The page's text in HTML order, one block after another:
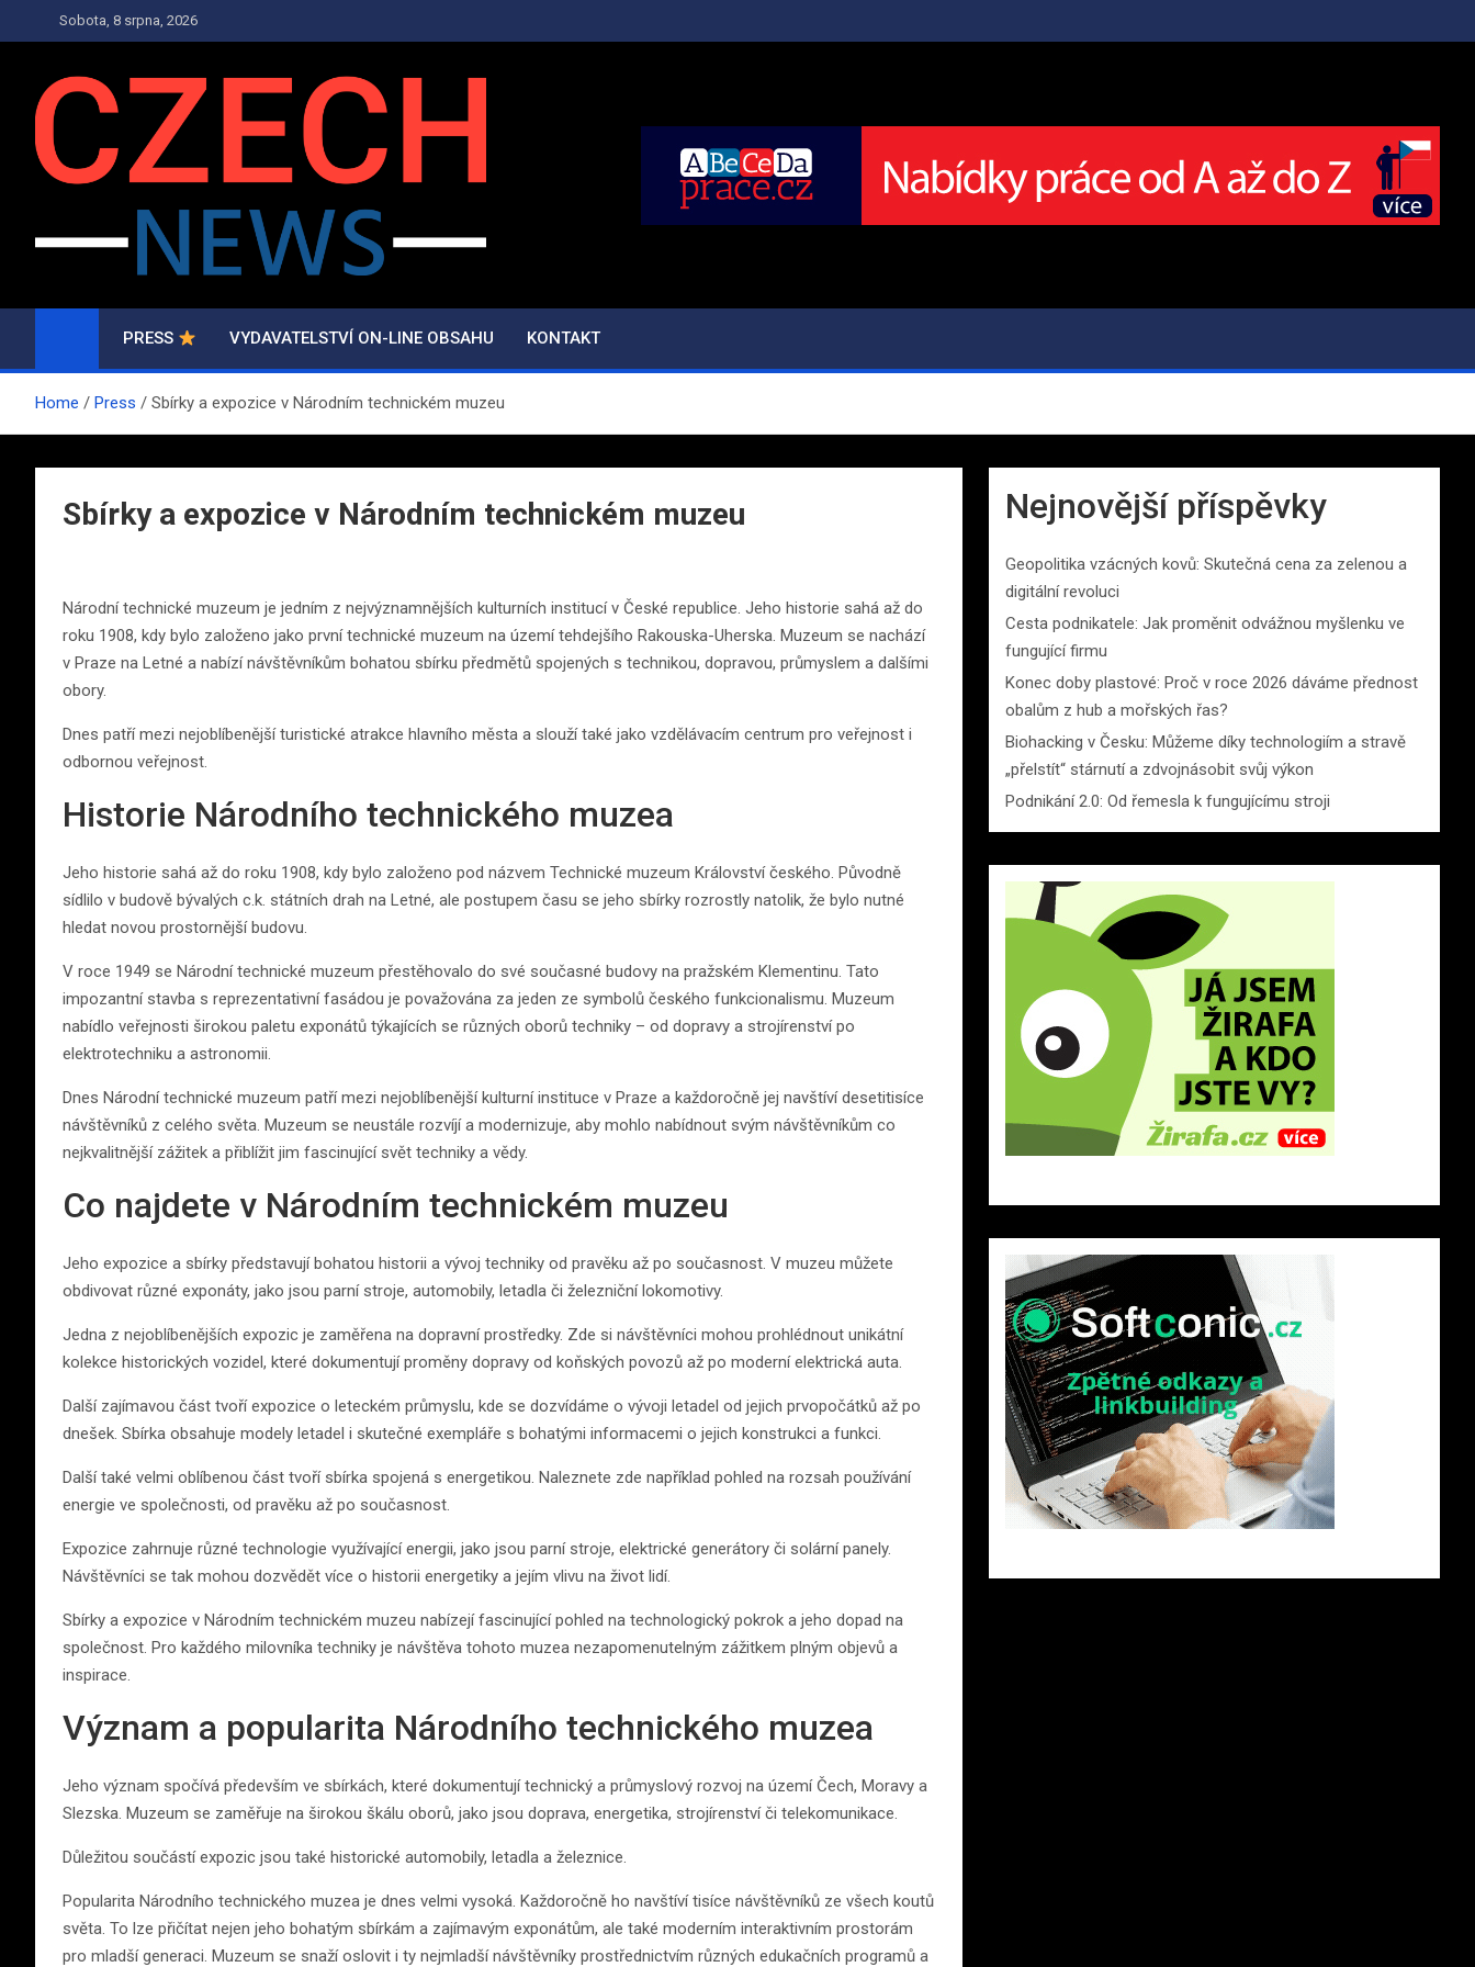
to
Sobota, 8 srpna, 2026
PRESS.CZECH-NEWS.CZ
PRESS VYDAVATELSTVÍ ON-LINE OBSAHU KONTAKT
Home Press Sbírky a expozice v Národním technickém muzeu
Sbírky a expozice v Národním technickém muzeu
Národní technické muzeum je jedním z nejvýznamnějších kulturních institucí v České republice. Jeho historie sahá až do
roku 1908, kdy bylo založeno jako první technické muzeum na území tehdejšího Rakouska-Uherska. Muzeum se nachází
v Praze na Letné a nabízí návštěvníkům bohatou sbírku předmětů spojených s technikou, dopravou, průmyslem a dalšími
obory.
Dnes patří mezi nejoblíbenější turistické atrakce hlavního města a slouží také jako vzdělávacím centrum pro veřejnost i
odbornou veřejnost.
Historie Národního technického muzea
Jeho historie sahá až do roku 1908, kdy bylo založeno pod názvem Technické muzeum Království českého. Původně
sídlilo v budově bývalých c.k. státních drah na Letné, ale postupem času se jeho sbírky rozrostly natolik, že bylo nutné
hledat novou prostornější budovu.
V roce 1949 se Národní technické muzeum přestěhovalo do své současné budovy na pražském Klementinu. Tato
impozantní stavba s reprezentativní fasádou je považována za jeden ze symbolů českého funkcionalismu. Muzeum
nabídlo veřejnosti širokou paletu exponátů týkajících se různých oborů techniky – od dopravy a strojírenství po
elektrotechniku a astronomii.
Dnes Národní technické muzeum patří mezi nejoblíbenější kulturní instituce v Praze a každoročně jej navštíví desetitisíce
návštěvníků z celého světa. Muzeum se neustále rozvíjí a modernizuje, aby mohlo nabídnout svým návštěvníkům co
nejkvalitnější zážitek a přiblížit jim fascinující svět techniky a vědy.
Co najdete v Národním technickém muzeu
Jeho expozice a sbírky představují bohatou historii a vývoj techniky od pravěku až po současnost. V muzeu můžete
obdivovat různé exponáty, jako jsou parní stroje, automobily, letadla či železniční lokomotivy.
Jedna z nejoblíbenějších expozic je zaměřena na dopravní prostředky. Zde si návštěvníci mohou prohlédnout unikátní
kolekce historických vozidel, které dokumentují proměny dopravy od koňských povozů až po moderní elektrická auta.
Další zajímavou část tvoří expozice o leteckém průmyslu, kde se dozvídáme o vývoji letadel od jejich prvopočátků až po
dnešek. Sbírka obsahuje modely letadel i skutečné exempláře s bohatými informacemi o jejich konstrukci a funkci.
Další také velmi oblíbenou část tvoří sbírka spojená s energetikou. Naleznete zde například pohled na rozsah používání
energie ve společnosti, od pravěku až po současnost.
Expozice zahrnuje různé technologie využívající energii, jako jsou parní stroje, elektrické generátory či solární panely.
Návštěvníci se tak mohou dozvědět více o historii energetiky a jejím vlivu na život lidí.
Sbírky a expozice v Národním technickém muzeu nabízejí fascinující pohled na technologický pokrok a jeho dopad na
společnost. Pro každého milovníka techniky je návštěva tohoto muzea nezapomenutelným zážitkem plným objevů a
inspirace.
Význam a popularita Národního technického muzea
Jeho význam spočívá především ve sbírkách, které dokumentují technický a průmyslový rozvoj na území Čech, Moravy a
Slezska. Muzeum se zaměřuje na širokou škálu oborů, jako jsou doprava, energetika, strojírenství či telekomunikace.
Důležitou součástí expozic jsou také historické automobily, letadla a železnice.
Popularita Národního technického muzea je dnes velmi vysoká. Každoročně ho navštíví tisíce návštěvníků ze všech koutů
světa. To lze přičítat nejen jeho bohatým sbírkám a zajímavým exponátům, ale také moderním interaktivním prostorám
pro mladší generaci. Muzeum se snaží oslovit i ty nejmladší návštěvníky prostřednictvím různých edukačních programů a
Nejnovější příspěvky
Geopolitika vzácných kovů: Skutečná cena za zelenou a
digitální revoluci
Cesta podnikatele: Jak proměnit odvážnou myšlenku ve
fungující firmu
Konec doby plastové: Proč v roce 2026 dáváme přednost
obalům z hub a mořských řas?
Biohacking v Česku: Můžeme díky technologiím a stravě
„přelstít“ stárnutí a zdvojnásobit svůj výkon
Podnikání 2.0: Od řemesla k fungujícímu stroji